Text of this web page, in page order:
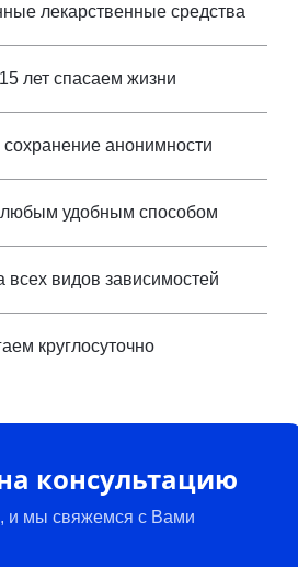
лекарственные средства
лет спасаем жизни
сохранение анонимности
любым удобным способом
всех видов зависимостей
круглосуточно
консультацию
и мы свяжемся с Вами